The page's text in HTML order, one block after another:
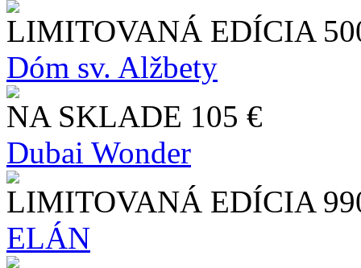
LIMITOVANÁ EDÍCIA
Dóm sv. Alžbety
NA SKLADE 105 €
Dubai Wonder
LIMITOVANÁ EDÍCIA
ELÁN